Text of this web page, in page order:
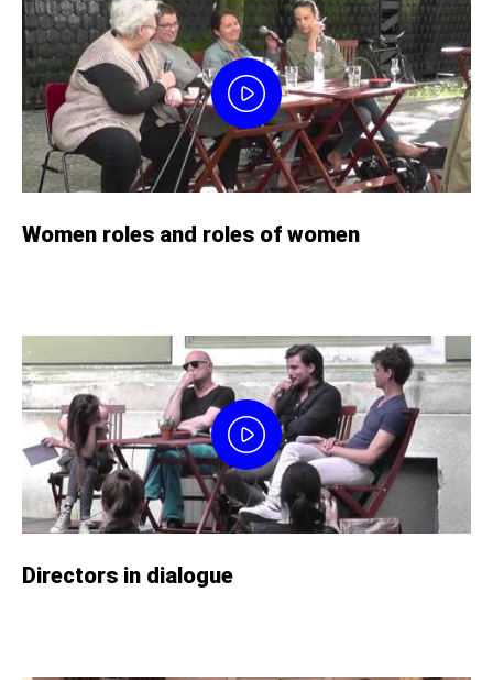
Women roles and roles of women
Directors in dialogue